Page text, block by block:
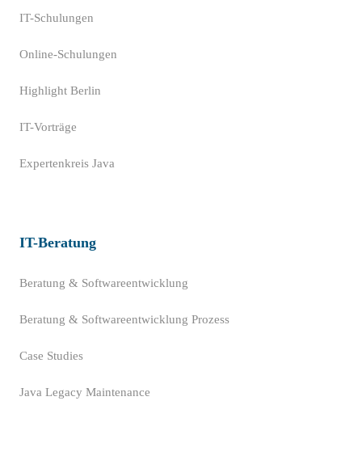
IT-Schulungen
Online-Schulungen
Highlight Berlin
IT-Vorträge
Expertenkreis Java
IT-Beratung
Beratung & Softwareentwicklung
Beratung & Softwareentwicklung Prozess
Case Studies
Java Legacy Maintenance